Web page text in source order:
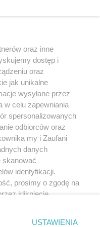
OD
być powielany i
w jakikolwiek sposób (w
na jakimkolwiek polu
z umieszczaniem w
Jakiekolwiek użycie lub
z naruszeniem prawa, tzn.
kary i może być ścigane
oraz inne
dostęp i
oraz
jak unikalne
wysyłane przez
w celu zapewniania
spersonalizowanych
odbiorców oraz
my i Zaufani
danych
skanować
identyfikacji.
prosimy o zgodę na
kliknięcie
prywatności
USTAWIENIA